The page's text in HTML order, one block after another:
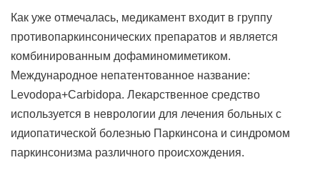
Как уже отмечалась, медикамент входит в группу
противопаркинсонических препаратов и является
комбинированным дофаминомиметиком.
Международное непатентованное название:
Levodopa+Carbidopa. Лекарственное средство
используется в неврологии для лечения больных с
идиопатической болезнью Паркинсона и синдромом
паркинсонизма различного происхождения.